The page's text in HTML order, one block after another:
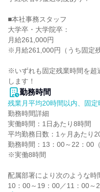
■本社事務スタッフ
大学卒・大学院卒：
月給261,000円
※月給261,000円（うち固定
※いずれも固定残業時間を超
します！
勤務時間
残業月平均20時間以内、固定
勤務時間詳細
実働時間：1日あたり8時間
平均勤務日数：1ヶ月あたり
勤務時間：13：00～22：00
※実働8時間
配属部署により次のような時
10：00～19：00／11：00～